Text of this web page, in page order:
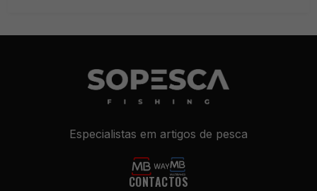
Especialistas em artigos de pesca
CONTACTOS